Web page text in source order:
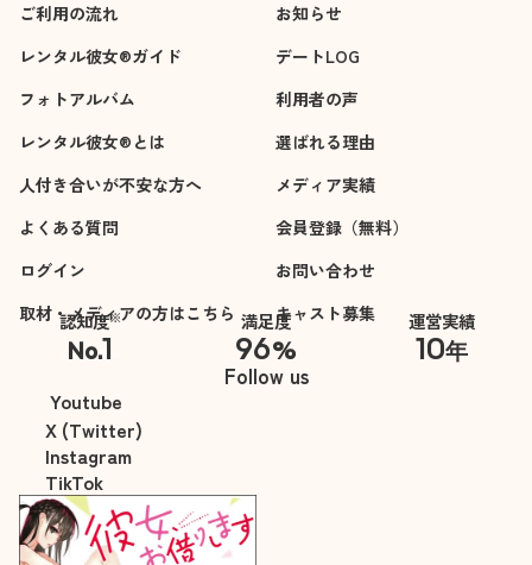
ご利用の流れ
お知らせ
レンタル彼女®ガイド
デートLOG
フォトアルバム
利用者の声
レンタル彼女®とは
選ばれる理由
人付き合いが不安な方へ
メディア実績
よくある質問
会員登録（無料）
ログイン
お問い合わせ
取材・メディアの方はこちら
キャスト募集
認知度※
No.1
※自社調べ
満足度
96%
運営実績
10年
Follow us
Youtube
X (Twitter)
Instagram
TikTok